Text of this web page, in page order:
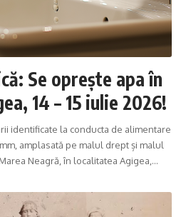
Se oprește apa în
14 – 15 iulie 2026!
identificate la conducta de alimentare
amplasată pe malul drept și malul
Neagră, în localitatea Agigea,…